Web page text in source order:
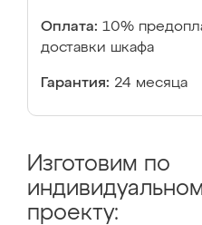
Оплата: 10%
доставки шкафа
Гарантия: 24 месяца
Изготовим по
проекту: